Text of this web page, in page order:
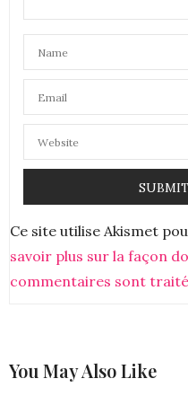
trouve ça
robe, en
Line de La
Ce site utilise Akismet
savoir plus sur la façon
commentaires sont
You May Also Like